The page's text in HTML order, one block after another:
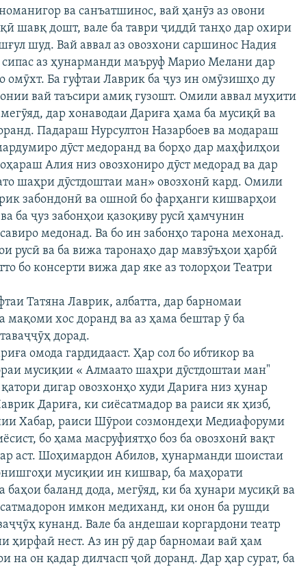
ва санъатшинос, вай ҳанӯз аз овони
шавқ дошт, вале ба таври ҷиддӣ танҳо дар охири
шуд. Вай аввал аз овозхони саршинос Надия
аз ҳунарманди маъруф Марио Мелани дар
омӯхт. Ба гуфтаи Лаврик ба ҷуз ин омӯзишҳо ду
вай таъсири амиқ гузошт. Омили аввал муҳити
дар хонаводаи Дариға ҳама ба мусиқӣ ва
Падараш Нурсултон Назарбоев ва модараш
дӯст медоранд ва борҳо дар маҳфилҳои
Алия низ овозхониро дӯст медорад ва дар
шаҳри дӯстдоштаи ман» овозхонӣ кард. Омили
забондонӣ ва ошноӣ бо фарҳанги кишварҳои
ба ҷуз забонҳои қазоқиву русӣ ҳамчунин
медонад. Ва бо ин забонҳо тарона мехонад.
русӣ ва ба вижа таронаҳо дар мавзӯъҳои ҳарбӣ
бо консерти вижа дар яке аз толорҳои Театри
Татяна Лаврик, албатта, дар барномаи
мақоми хос доранд ва аз ҳама бештар ӯ ба
дорад.
омода гардидааст. Ҳар сол бо ибтикор ва
мусиқии « Алмаато шаҳри дӯстдоштаи ман"
дигар овозхонҳо худи Дариға низ ҳунар
Дариға, ки сиёсатмадор ва раиси як ҳизб,
Хабар, раиси Шӯрои созмондеҳи Медиафоруми
бо ҳама масруфиятҳо боз ба овозхонӣ вақт
аст. Шоҳимардон Абилов, ҳунарманди шоистаи
мусиқии ин кишвар, ба маҳорати
баҳои баланд дода, мегӯяд, ки ба ҳунари мусиқӣ ва
имкон медиханд, ки онон ба рушди
кунанд. Вале ба андешаи коргардони театр
ҳирфаӣ нест. Аз ин рӯ дар барномаи вай ҳам
на он қадар дилчасп ҷой доранд. Дар ҳар сурат, ба